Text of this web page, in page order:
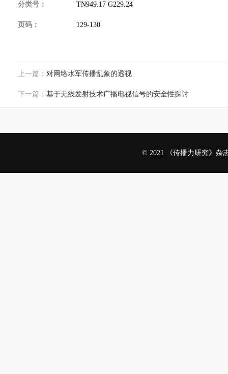
分类号： TN949.17 G229.24
页码： 129-130
上一篇： 对网络水军传播乱象的透视
下一篇： 基于无线发射技术广播电视信号的安全性探讨
© 2021 《传播力研究》